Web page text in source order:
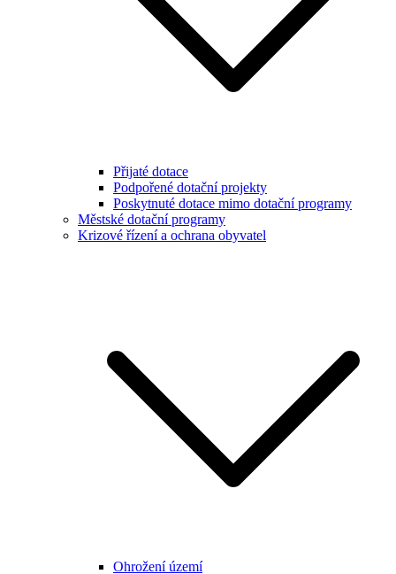
Přijaté dotace
Podpořené dotační projekty
Poskytnuté dotace mimo dotační programy
Městské dotační programy
Krizové řízení a ochrana obyvatel
Ohrožení území